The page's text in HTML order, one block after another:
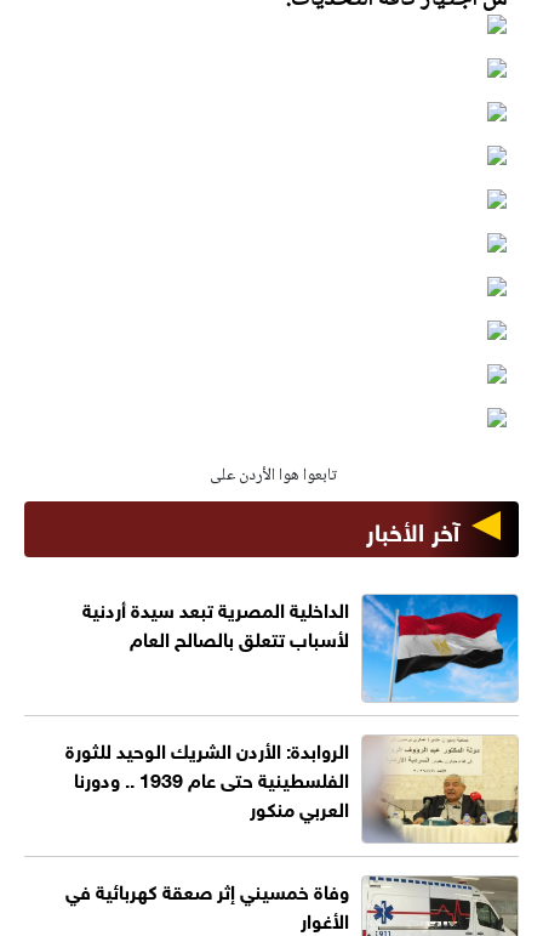
تابعوا هوا الأردن على
آخر الأخبار
الداخلية المصرية تبعد سيدة أردنية
لأسباب تتعلق بالصالح العام
الروابدة: الأردن الشريك الوحيد للثورة
الفلسطينية حتى عام 1939 .. ودورنا
العربي منكور
وفاة خمسيني إثر صعقة كهربائية في
الأغوار